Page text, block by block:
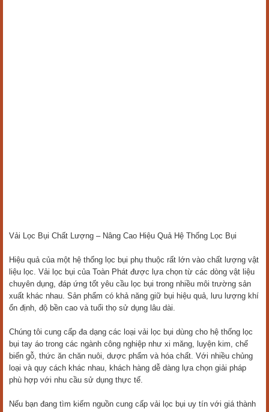
Vải Lọc Bụi Chất Lượng – Nâng Cao Hiệu Quả Hệ Thống Lọc Bụi
Hiệu quả của một hệ thống lọc bụi phụ thuộc rất lớn vào chất lượng vật
liệu lọc. Vải lọc bụi của Toàn Phát được lựa chọn từ các dòng vật liệu
chuyên dụng, đáp ứng tốt yêu cầu lọc bụi trong nhiều môi trường sản
xuất khác nhau. Sản phẩm có khả năng giữ bụi hiệu quả, lưu lượng khí
ổn định, độ bền cao và tuổi thọ sử dụng lâu dài.
Chúng tôi cung cấp đa dạng các loại vải lọc bụi dùng cho hệ thống lọc
bụi tay áo trong các ngành công nghiệp như xi măng, luyện kim, chế
biến gỗ, thức ăn chăn nuôi, dược phẩm và hóa chất. Với nhiều chủng
loại và quy cách khác nhau, khách hàng dễ dàng lựa chọn giải pháp
phù hợp với nhu cầu sử dụng thực tế.
Nếu bạn đang tìm kiếm nguồn cung cấp vải lọc bụi uy tín với giá thành